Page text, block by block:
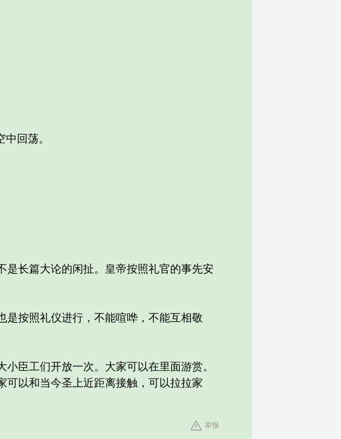
回荡。
长篇大论的闲扯。皇帝按照礼官的事先安
按照礼仪进行，不能喧哗，不能互相敬
臣工们开放一次。大家可以在里面游赏。
可以和当今圣上近距离接触，可以拉拉家
举报